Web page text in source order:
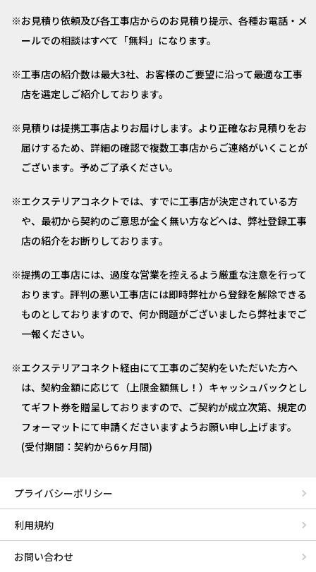
お見積り依頼及び各工事店からのお見積り提示、各種お電話・メ
ールでの相談はすべて「無料」になります。
工事店の紹介数は最大3社、お客様のご要望に沿って最適な工事
店を選定しご紹介しております。
見積りは提携工事店よりお届けします。より正確なお見積りをお
届けするため、詳細の確認で複数工事店からご連絡がいくことが
ございます。予めご了承ください。
エクステリアコネクトでは、すでに工事店が決定されている方
や、最初から契約のご意思が全く無い方などへは、弊社登録工事
店の紹介をお断りしております。
提携の工事店には、過度な営業を控えるよう厳重な注意を行って
おります。評判の悪い工事店には即時弊社から登録を解除できる
ものとしておりますので、何か問題がございましたら弊社までご
一報ください。
エクステリアコネクト経由にて工事のご契約をいただいた方へ
は、契約金額に応じて（上限金額無し！）キャッシュバックとし
てギフト券を贈呈しておりますので、ご契約が成立次第、規定の
フォーマットにて申請くださいますようお願い申し上げます。
(受付期間：契約から6ヶ月間)
プライバシーポリシー
利用規約
お問い合わせ